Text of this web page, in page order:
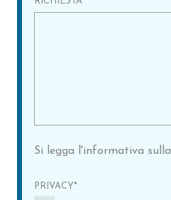
Si legga l'informativa sulla
PRIVACY*